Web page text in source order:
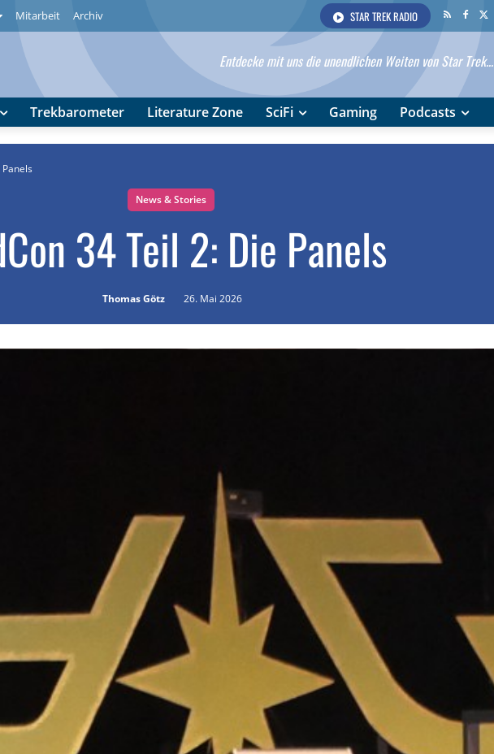
Mitarbeit Archiv STAR TREK RADIO
Entdecke mit uns die unendlichen Weiten von Star Trek...
Trekbarometer Literature Zone SciFi Gaming Podcasts
News & Stories
34 Teil 2: Die Panels
Thomas Götz 26. Mai 2026